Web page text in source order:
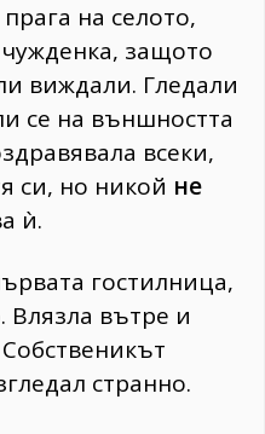
на селото,
защото
виждали. Гледали
се на външността
всеки,
си, но никой не
ѝ.
гостилница,
Влязла вътре и
странно.